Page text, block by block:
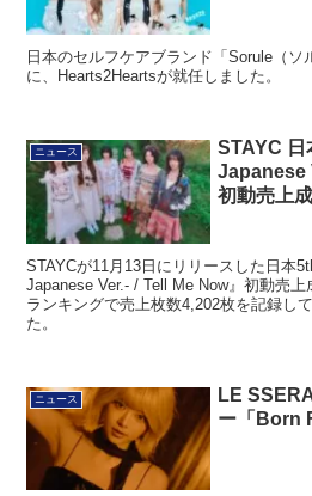
日本のセルフケアブランド「Sorule（
に、Hearts2Heartsが就任しました。
ニュース
STAYC 日
Japanese
初動売上
STAYCが11月13日にリリースした日本
Japanese Ver.- / Tell Me Now』初動売
ランキングで売上枚数4,202枚を記録し
た。
ニュース
LE
ー「Born